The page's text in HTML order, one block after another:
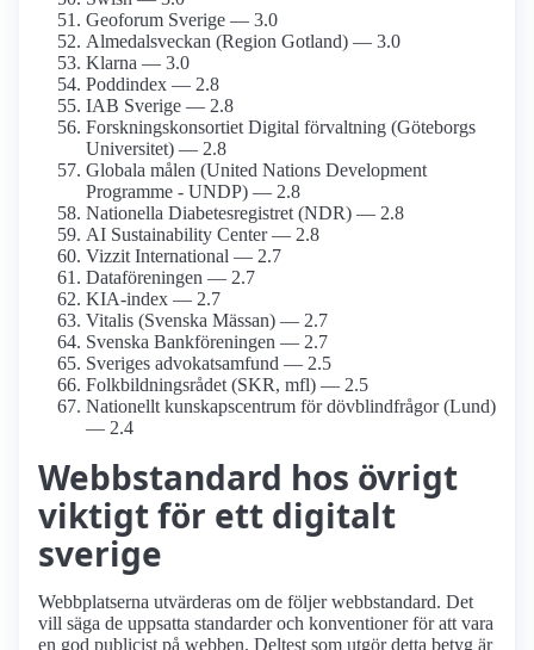
Geoforum Sverige — 3.0
Almedalsveckan (Region Gotland) — 3.0
Klarna — 3.0
Poddindex — 2.8
IAB Sverige — 2.8
Forsknings­konsortiet Digital förvaltning (Göteborgs
Universitet) — 2.8
Globala målen (United Nations Development
Programme - UNDP) — 2.8
Nationella Diabetes­registret (NDR) — 2.8
AI Sustainability Center — 2.8
Vizzit International — 2.7
Dataföreningen — 2.7
KIA-index — 2.7
Vitalis (Svenska Mässan) — 2.7
Svenska Bankföreningen — 2.7
Sveriges advokat­samfund — 2.5
Folkbildnings­rådet (SKR, mfl) — 2.5
Nationellt kunskapsc­entrum för dövblind­frågor (Lund)
— 2.4
Webbstandard hos övrigt
viktigt för ett digitalt
sverige
Webbplatserna utvärderas om de följer webbstandard. Det
vill säga de uppsatta standarder och konventioner för att vara
en god publicist på webben. Deltest som utgör detta betyg är